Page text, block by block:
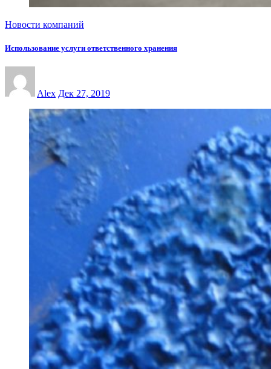
Новости компаний
Использование услуги ответственного хранения
Alex Дек 27, 2019